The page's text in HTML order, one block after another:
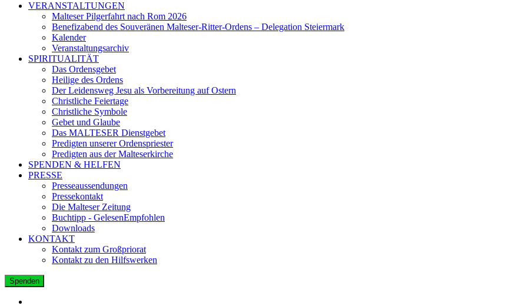
VERANSTALTUNGEN
Malteser Pilgerfahrt nach Rom 2026
Benefizabend des Souveränen Malteser-Ritter-Ordens – Delegation Steiermark
Kalender
Veranstaltungsarchiv
SPIRITUALITÄT
Das Ordensgebet
Heilige des Ordens
Der Leidensweg Jesu als Vorbereitung auf Ostern
Christliche Feiertage
Christliche Symbole
Gebet und Glaube
Das MALTESER Dienstgebet
Predigten unserer Ordenspriester
Predigten aus der Malteserkirche
SPENDEN & HELFEN
PRESSE
Presseaussendungen
Pressekontakt
Die Malteser Zeitung
Buchtipp - GelesenEmpfohlen
Downloads
KONTAKT
Kontakt zum Großpriorat
Kontakt zu den Hilfswerken
Spenden